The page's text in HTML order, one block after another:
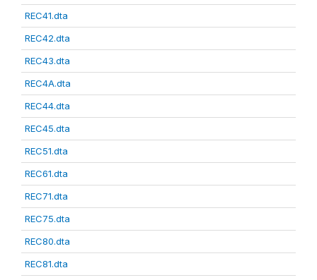
REC41.dta
REC42.dta
REC43.dta
REC4A.dta
REC44.dta
REC45.dta
REC51.dta
REC61.dta
REC71.dta
REC75.dta
REC80.dta
REC81.dta